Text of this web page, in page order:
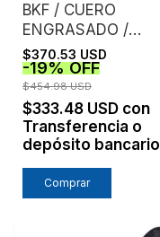
BKF / CUERO
ENGRASADO /
NEGRO
$370.53 USD
-19%OFF
$454.98 USD
$333.48 USD con
Transferencia o
depósito bancario
Comprar